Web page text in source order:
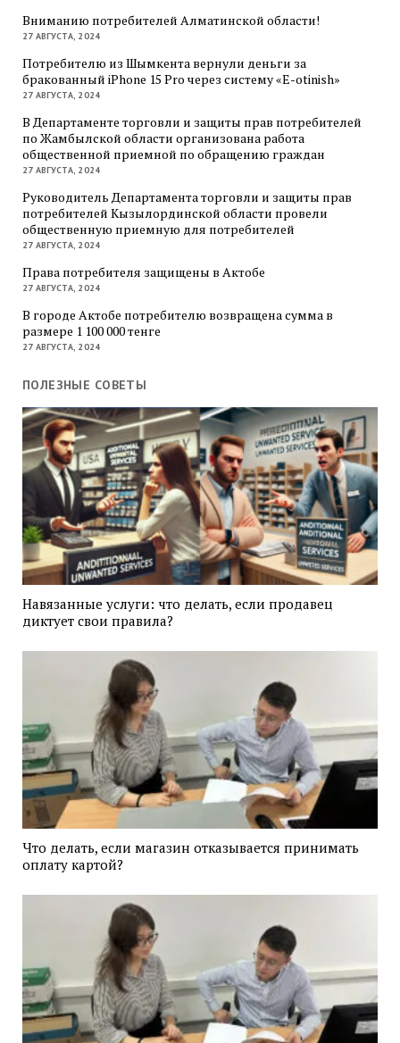
Вниманию потребителей Алматинской области!
27 АВГУСТА, 2024
Потребителю из Шымкента вернули деньги за
бракованный iPhone 15 Pro через систему «E-otinish»
27 АВГУСТА, 2024
В Департаменте торговли и защиты прав потребителей
по Жамбылской области организована работа
общественной приемной по обращению граждан
27 АВГУСТА, 2024
Руководитель Департамента торговли и защиты прав
потребителей Кызылординской области провели
общественную приемную для потребителей
27 АВГУСТА, 2024
Права потребителя защищены в Актобе
27 АВГУСТА, 2024
В городе Актобе потребителю возвращена сумма в
размере 1 100 000 тенге
27 АВГУСТА, 2024
ПОЛЕЗНЫЕ СОВЕТЫ
Навязанные услуги: что делать, если продавец
диктует свои правила?
Что делать, если магазин отказывается принимать
оплату картой?